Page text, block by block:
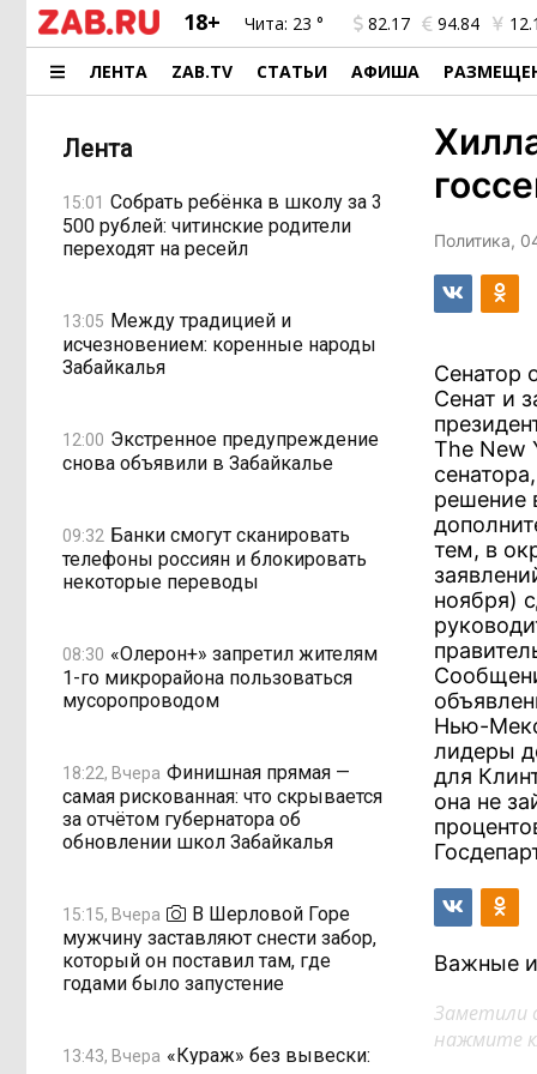
18+ Чита: 23 ° 82.17 94.84
ЛЕНТА ZAB.TV СТАТЬИ АФИША
Лента
15:01 Собрать ребёнка в школу за 3
500 рублей: читинские родители
переходят на ресейл
13:05 Между традицией и
исчезновением: коренные народы
Забайкалья
12:00 Экстренное предупреждение
снова объявили в Забайкалье
09:32 Банки смогут сканировать
телефоны россиян и блокировать
некоторые переводы
08:30 «Олерон+» запретил жителям
1-го микрорайона пользоваться
мусоропроводом
18:22, Вчера Финишная прямая —
самая рискованная: что скрывается
за отчётом губернатора об
обновлении школ Забайкалья
15:15, Вчера
В Шерловой Горе
мужчину заставляют снести забор,
который он поставил там, где
годами было запустение
13:43, Вчера «Кураж» без вывески:
Политика,
Сенатор
Сенат и
The New
решение
тем, в
ноября)
Нью-
лидеры
для
она не
Важные
Заметили
нажмите